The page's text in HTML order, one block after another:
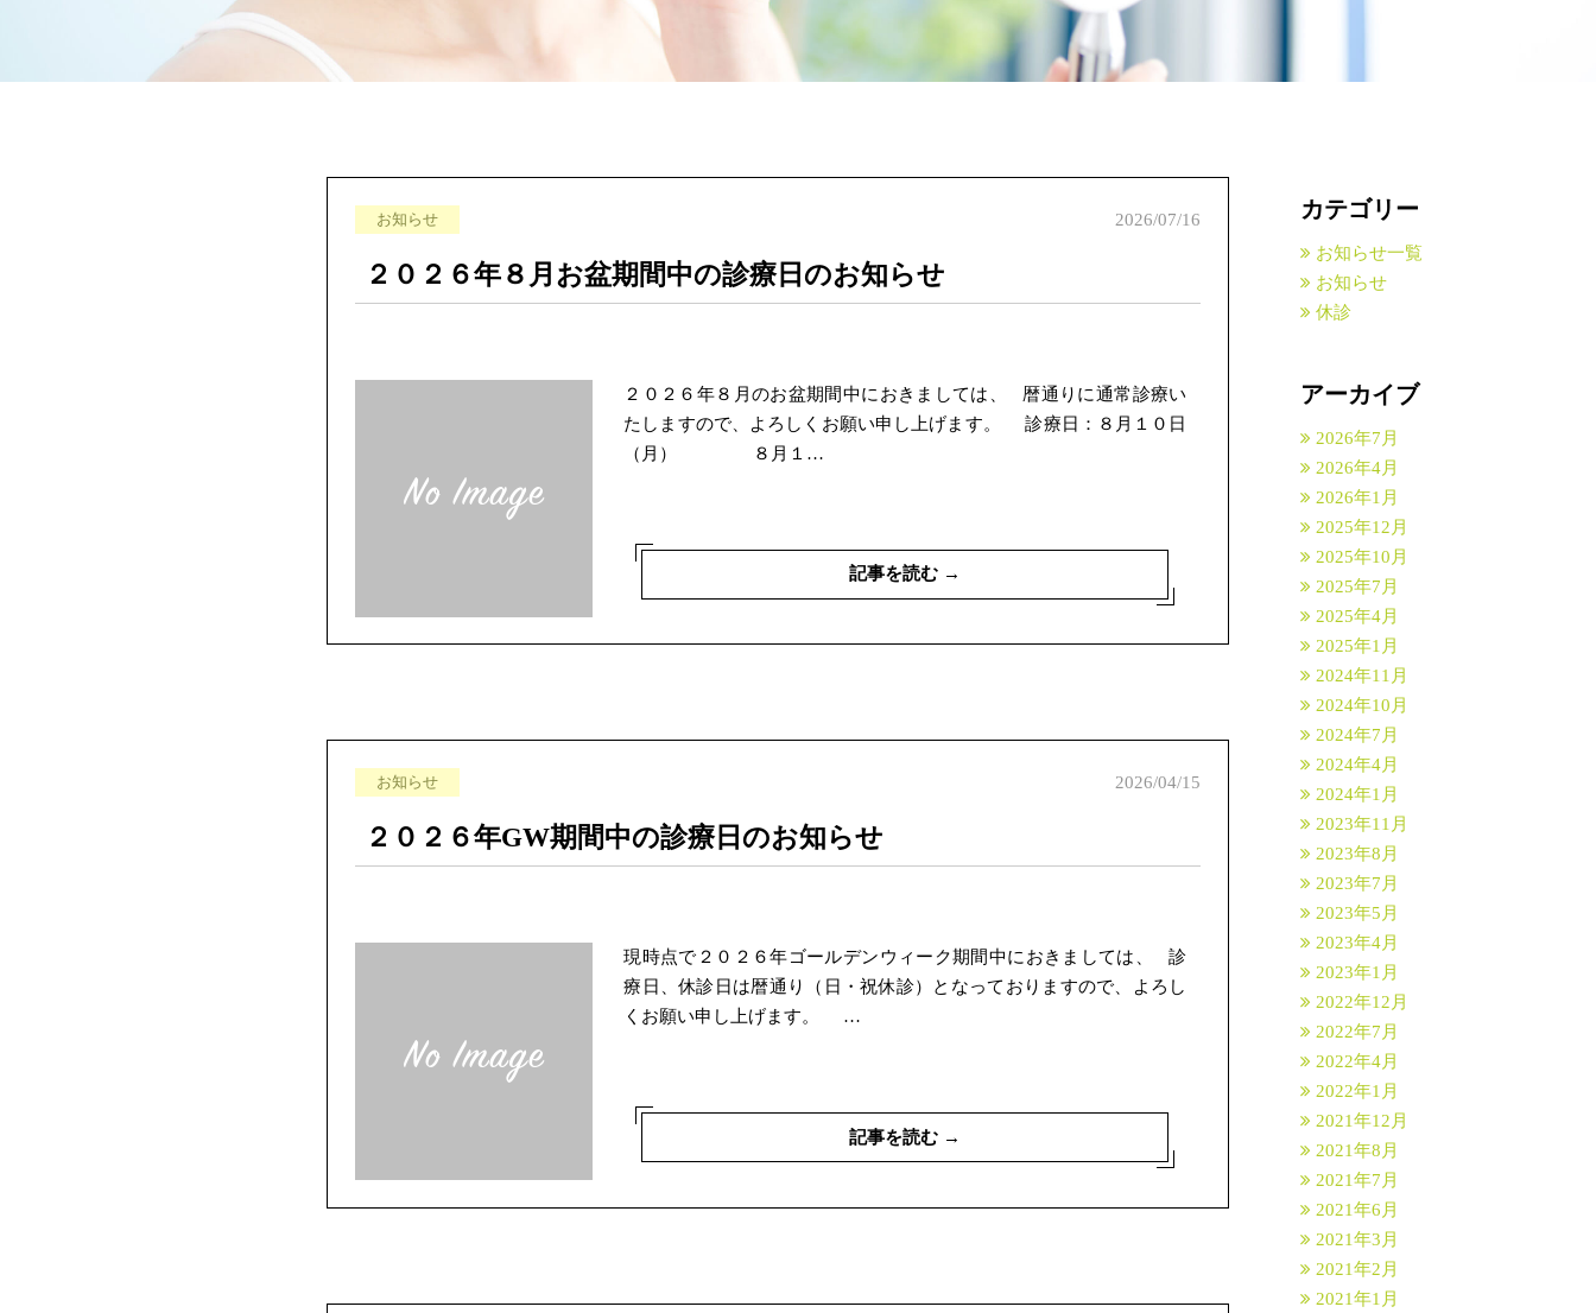
２０２６年８月お盆期間中の診療日のお知らせ
お知らせ 2026/07/16
２０２６年８月のお盆期間中におきましては、 暦通りに通常診療い
たしますので、よろしくお願い申し上げます。 診療日：８月１０日
（月） ８月１…
記事を読む →
２０２６年GW期間中の診療日のお知らせ
お知らせ 2026/04/15
現時点で２０２６年ゴールデンウィーク期間中におきましては、 診
療日、休診日は暦通り（日・祝休診）となっておりますので、よろし
くお願い申し上げます。 …
記事を読む →
カテゴリー
お知らせ一覧
お知らせ
休診
アーカイブ
2026年7月
2026年4月
2026年1月
2025年12月
2025年10月
2025年7月
2025年4月
2025年1月
2024年11月
2024年10月
2024年7月
2024年4月
2024年1月
2023年11月
2023年8月
2023年7月
2023年5月
2023年4月
2023年1月
2022年12月
2022年7月
2022年4月
2022年1月
2021年12月
2021年8月
2021年7月
2021年6月
2021年3月
2021年2月
2021年1月